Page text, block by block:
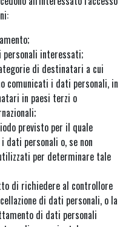
interessati;
di destinatari a cui
comunicati i dati personali, in
in paesi terzi o
previsto per il quale
dati personali o, se non
per determinare tale
di richiedere al controllore
di dati personali, o la
di dati personali